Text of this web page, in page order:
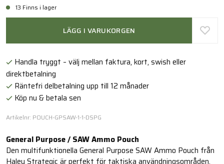
13 Finns i lager
LÄGG I VARUKORGEN
Handla tryggt – välj mellan faktura, kort, swish eller
direktbetalning
Räntefri delbetalning upp till 12 månader
Köp nu & betala sen
Artikelnr: POUCH-GPSAW-1-1-DSPG
General Purpose / SAW Ammo Pouch
Den multifunktionella General Purpose SAW Ammo Pouch från
Haley Strategic är perfekt för taktiska användningsområden.